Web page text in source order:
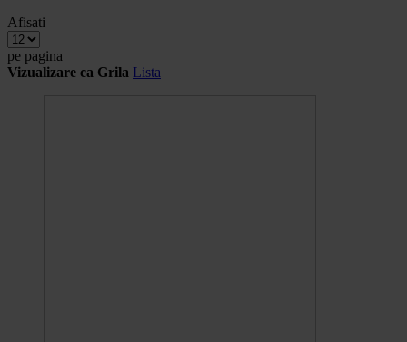
Afisati
pe pagina
Vizualizare ca Grila Lista